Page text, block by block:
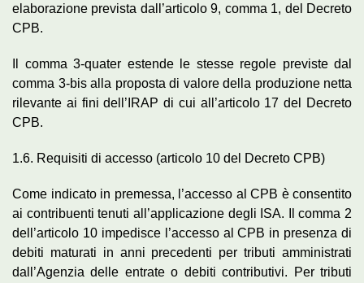
elaborazione prevista dall’articolo 9, comma 1, del Decreto
CPB.
Il comma 3-quater estende le stesse regole previste dal
comma 3-bis alla proposta di valore della produzione netta
rilevante ai fini dell’IRAP di cui all’articolo 17 del Decreto
CPB.
1.6. Requisiti di accesso (articolo 10 del Decreto CPB)
Come indicato in premessa, l’accesso al CPB è consentito
ai contribuenti tenuti all’applicazione degli ISA. Il comma 2
dell’articolo 10 impedisce l’accesso al CPB in presenza di
debiti maturati in anni precedenti per tributi amministrati
dall’Agenzia delle entrate o debiti contributivi. Per tributi